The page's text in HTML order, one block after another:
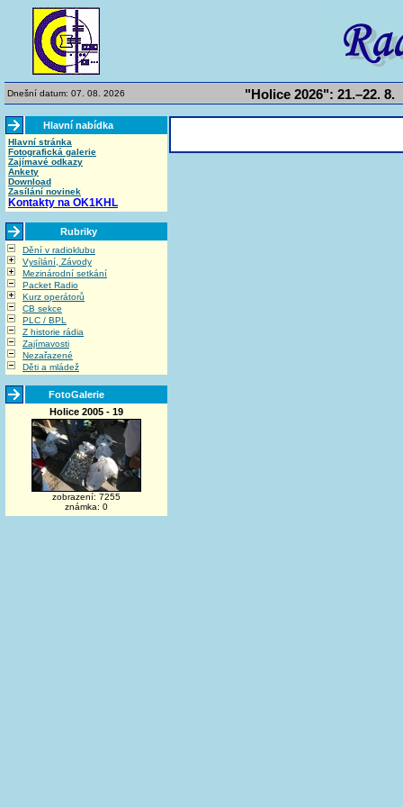
Dnešní datum: 07. 08. 2026 "Holice 2026": 21.–22. 8.
Hlavní nabídka
Hlavní stránka
Fotografická galerie
Zajímavé odkazy
Ankety
Download
Zasílání novinek
Kontakty na OK1KHL
Rubriky
Dění v radioklubu
Vysílání, Závody
Mezinárodní setkání
Packet Radio
Kurz operátorů
CB sekce
PLC / BPL
Z historie rádia
Zajímavosti
Nezařazené
Děti a mládež
FotoGalerie
Holice 2005 - 19
zobrazení: 7255
známka: 0